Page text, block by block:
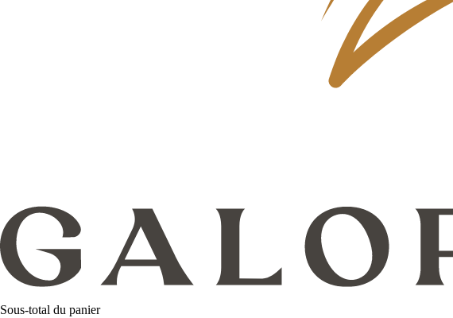
Sous-total du panier